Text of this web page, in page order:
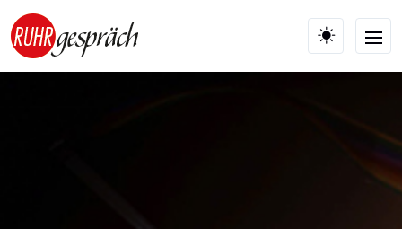
Skip to main content